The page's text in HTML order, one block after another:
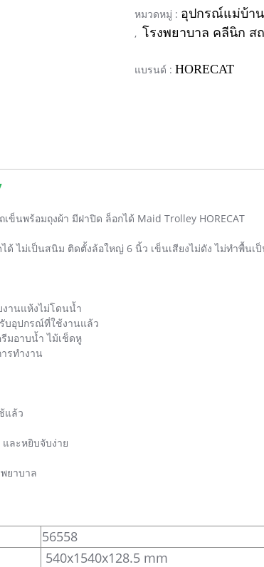
หมวดหมู่ : อุปกรณ์แม่บ้าน
, โรงพยาบาล คลีนิก ส
แบรนด์ : HORECAT
ข็นพร้อมถุงผ้า มีฝาปิด ล็อกได้ Maid Trolley HORECAT
ไม่เป็นสนิม ติดตั้งล้อใหญ่ 6 นิ้ว เข็นเสียงไม่ดัง ไม่ทำพื้นเ
งานแห้งไม่โดนน้ำ
บอุปกรณ์ที่ใช้งานแล้ว
มอาบน้ำ ไม้เช็ดหู
รทำงาน
แล้ว
ละหยิบจับง่าย
ยาบาล
56558
540x1540x128.5 mm